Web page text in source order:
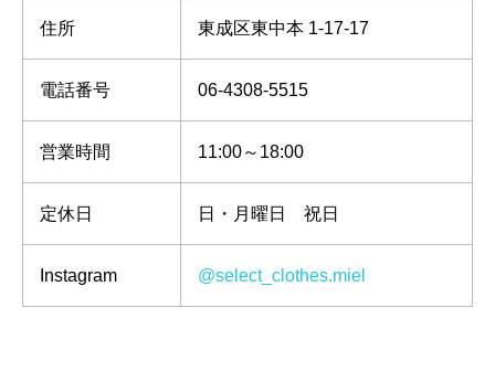
住所 東成区東中本 1-17-17
電話番号 06-4308-5515
営業時間 11:00～18:00
定休日 日・月曜日 祝日
Instagram @select_clothes.miel